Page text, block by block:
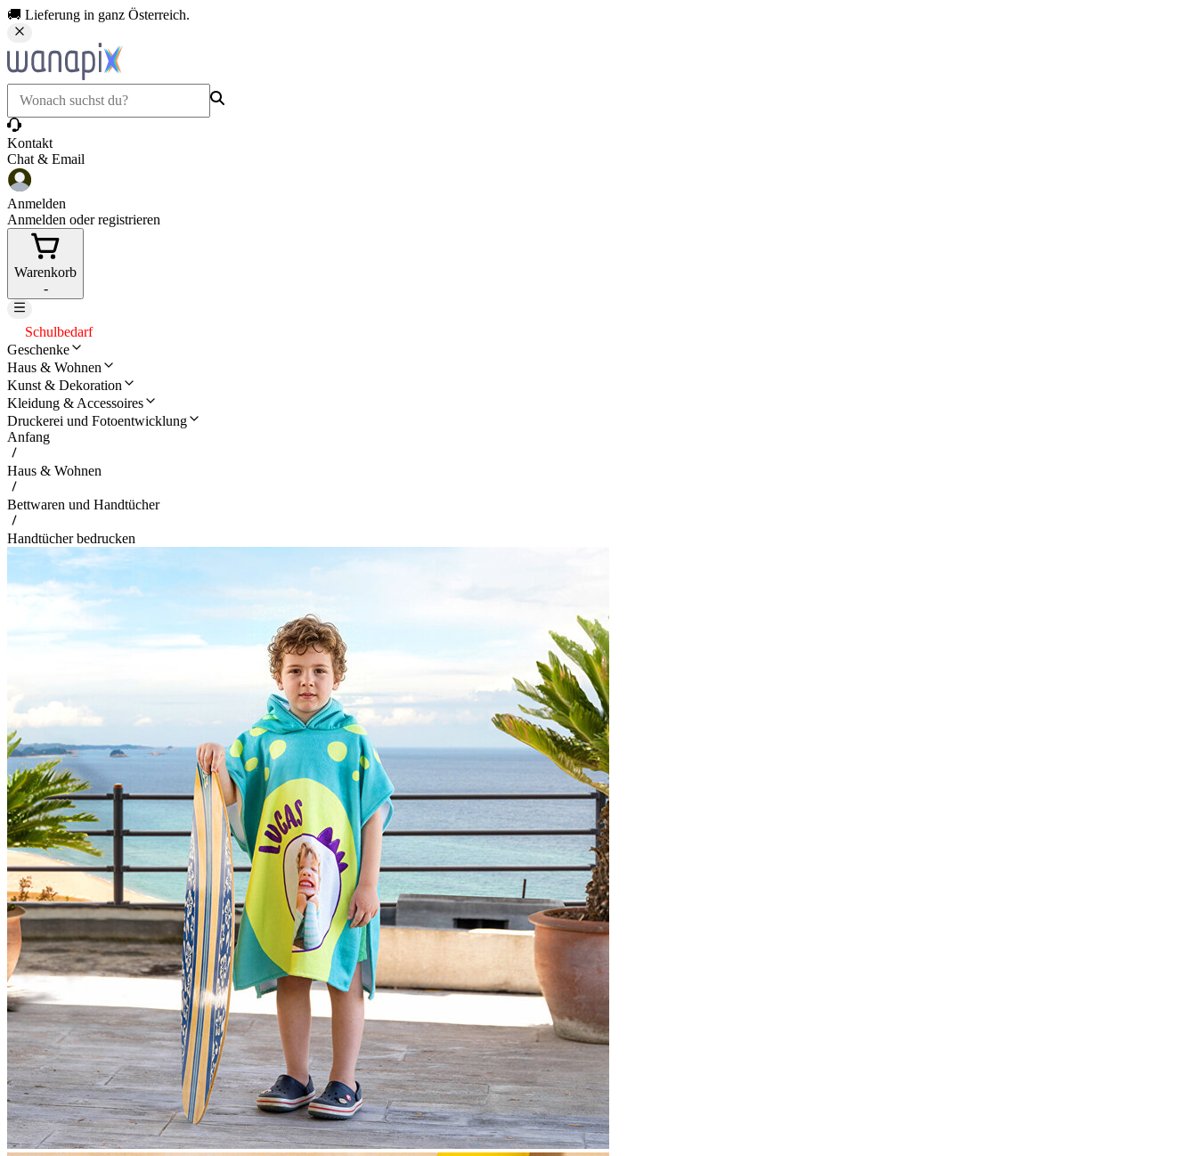
🚚 Lieferung in ganz Österreich.
Kontakt
Chat & Email
Anmelden
Anmelden oder registrieren
Warenkorb
-
Schulbedarf
Geschenke
Haus & Wohnen
Kunst & Dekoration
Kleidung & Accessoires
Druckerei und Fotoentwicklung
Anfang
Haus & Wohnen
Bettwaren und Handtücher
Handtücher bedrucken